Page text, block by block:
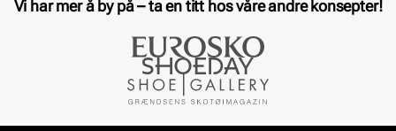
Vi har mer å by på – ta en titt hos våre andre konsepter!